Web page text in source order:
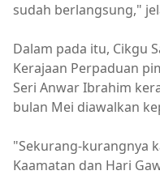
sudah berlangsung,"
Dalam pada itu, Cikgu
Kerajaan Perpaduan
Seri Anwar Ibrahim
bulan Mei diawalkan
"Sekurang-kurangnya
Kaamatan dan Hari